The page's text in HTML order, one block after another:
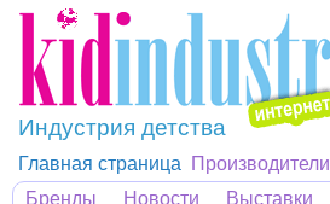
Индустрия детства
Главная страница Производители
Бренды
Новости Выставки